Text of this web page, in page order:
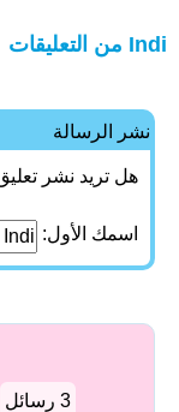
Indi من التعليقات
نشر الرسالة
هل تريد نشر
اسمك الأول:
3 رسائل